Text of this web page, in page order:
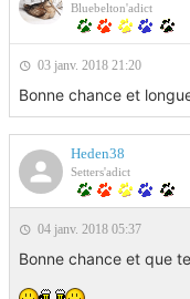
Bluebelton'adict
03 janv. 2018 21:20
Bonne chance et
Heden38
Setters'adict
04 janv. 2018 05:37
Bonne chance et que